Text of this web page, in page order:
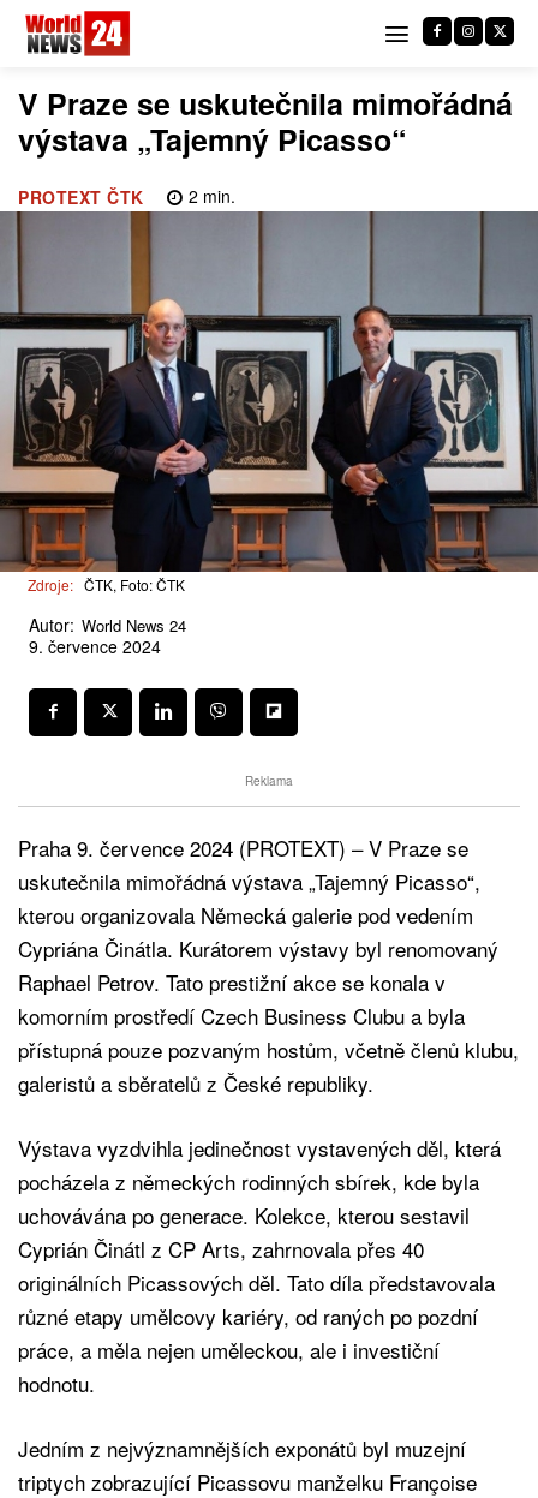
V Praze se uskutečnila mimořádná
výstava „Tajemný Picasso“
PROTEXT ČTK 2 min.
Zdroje: ČTK, Foto: ČTK
Autor: World News 24
9. července 2024
Reklama
Praha 9. července 2024 (PROTEXT) – V Praze se
uskutečnila mimořádná výstava „Tajemný Picasso“,
kterou organizovala Německá galerie pod vedením
Cypriána Činátla. Kurátorem výstavy byl renomovaný
Raphael Petrov. Tato prestižní akce se konala v
komorním prostředí Czech Business Clubu a byla
přístupná pouze pozvaným hostům, včetně členů klubu,
galeristů a sběratelů z České republiky.
Výstava vyzdvihla jedinečnost vystavených děl, která
pocházela z německých rodinných sbírek, kde byla
uchovávána po generace. Kolekce, kterou sestavil
Cyprián Činátl z CP Arts, zahrnovala přes 40
originálních Picassových děl. Tato díla představovala
různé etapy umělcovy kariéry, od raných po pozdní
práce, a měla nejen uměleckou, ale i investiční
hodnotu.
Jedním z nejvýznamnějších exponátů byl muzejní
triptych zobrazující Picassovu manželku Françoise